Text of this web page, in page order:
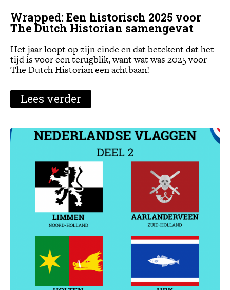
Wrapped: Een historisch 2025 voor
The Dutch Historian samengevat
Het jaar loopt op zijn einde en dat betekent dat het
tijd is voor een terugblik, want wat was 2025 voor
The Dutch Historian een achtbaan!
Lees verder